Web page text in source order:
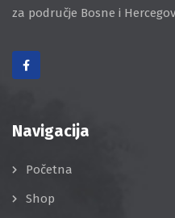
za područje Bosne i
Navigacija
Početna
Shop